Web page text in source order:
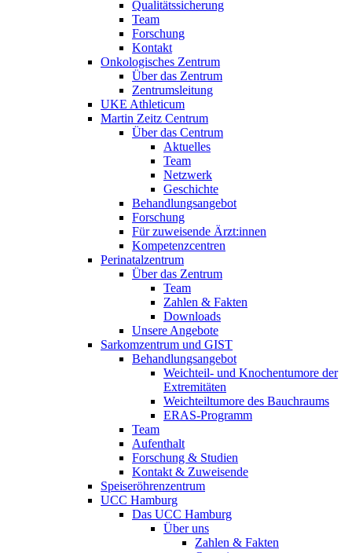
Qualitätssicherung
Team
Forschung
Kontakt
Onkologisches Zentrum
Über das Zentrum
Zentrumsleitung
UKE Athleticum
Martin Zeitz Centrum
Über das Centrum
Aktuelles
Team
Netzwerk
Geschichte
Behandlungsangebot
Forschung
Für zuweisende Ärzt:innen
Kompetenzcentren
Perinatalzentrum
Über das Zentrum
Team
Zahlen & Fakten
Downloads
Unsere Angebote
Sarkomzentrum und GIST
Behandlungsangebot
Weichteil- und Knochentumore der
Extremitäten
Weichteiltumore des Bauchraums
ERAS-Programm
Team
Aufenthalt
Forschung & Studien
Kontakt & Zuweisende
Speiseröhrenzentrum
UCC Hamburg
Das UCC Hamburg
Über uns
Zahlen & Fakten